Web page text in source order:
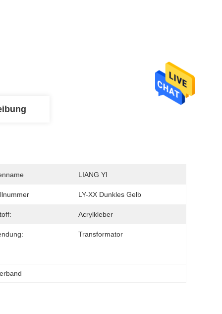
LIANG YI
LY-XX Dunkles Gelb
Acrylkleber
Transformator